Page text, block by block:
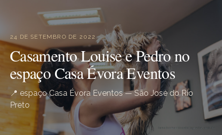
24 DE SETEMBRO DE 2022
Casamento Louise e Pedro no
espaço Casa Évora Eventos
📍 espaço Casa Évora Eventos — São José do Rio
Preto